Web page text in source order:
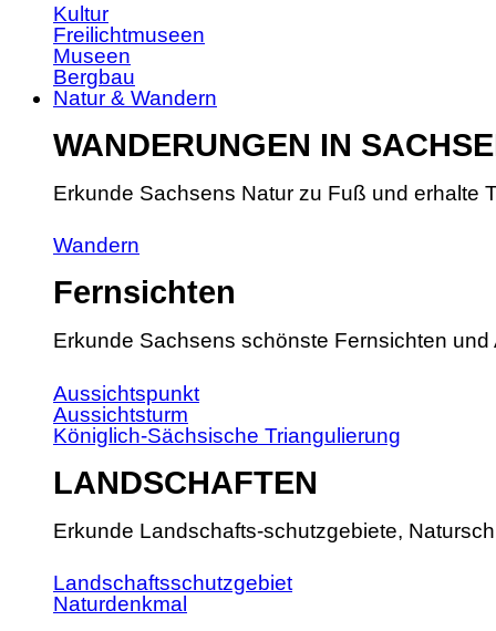
Kultur
Freilichtmuseen
Museen
Bergbau
Natur & Wandern
WANDERUNGEN IN
Erkunde Sachsens Natur zu Fuß und erhalte
Wandern
Fernsichten
Erkunde Sachsens schönste Fernsichten und
Aussichtspunkt
Aussichtsturm
Königlich-Sächsische Triangulierung
LANDSCHAFTEN
Erkunde Landschafts-schutzgebiete,
Landschaftsschutzgebiet
Naturdenkmal